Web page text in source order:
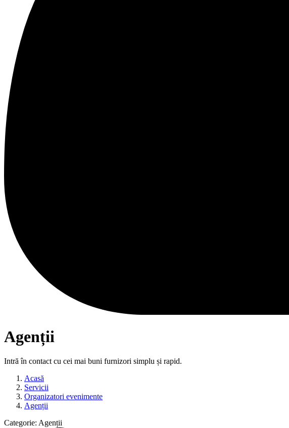
Agenții
Intră în contact cu cei mai buni furnizori simplu și rapid.
Acasă
Servicii
Organizatori evenimente
Agenții
Categorie: Agenții